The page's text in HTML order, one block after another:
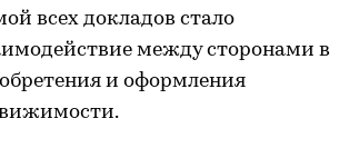
всех докладов стало
между сторонами в
и оформления